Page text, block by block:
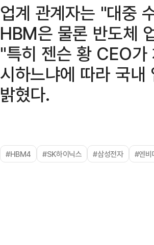
업계 관계자는 "대중
HBM은 물론 반도체
"특히 젠슨 황 CEO가
시하느냐에 따라 국
밝혔다.
#HBM4 #SK하이닉스 #삼성전자 #엔비